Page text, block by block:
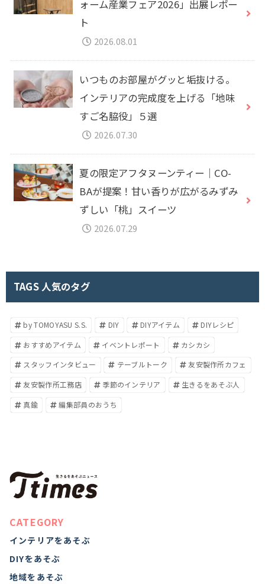
ォーム産業フェア2026」出展レポー
ト
2026.08.01
いつものお部屋がグッと垢抜ける。
インテリアの完成度を上げる「地味
すご名脇役」５選
2026.07.30
夏の限定アフタヌーンティー｜CO-
BAが提案！甘い香りが広がるみずみ
ずしい「桃」スイーツ
2026.07.29
TAGS 人気のタグ
by TOMOYASU S.S. DIY DIYアイテム
DIYレシピ
おすすめアイテム
イベントレポート
カシカシ
スタッフインタビュー
テーブルトーク
友安製作所カフェ
友安製作所工務店
季節のインテリア
生きるをあそぶ人
真鍮
編集部員のおうち
CATEGORY
インテリアをあそぶ
DIYをあそぶ
地域をあそぶ